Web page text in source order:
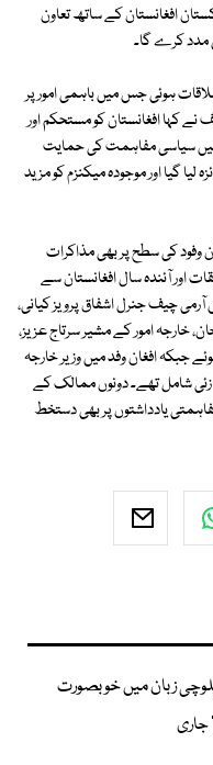
افغانستان کے ساتھ تعاون
مدد کرے گا۔
ہوئی جس میں باہمی امور پر
نے کہا افغانستان کو مستحکم اور
میں سیاسی مفاہمت کی حمایت
گیا اور موجودہ میکنزم کو مزید
وفود کی سطح پر بھی مذاکرات
اور آئندہ سال افغانستان سے
آرمی چیف جنرل اشفاق پرویز کیانی،
خارجہ امور کے مشیر سرتاج عزیز،
جبکہ افغان وفد میں وزیر خارجہ
زئی شامل تھے۔ دونوں ممالک کے
یادداشتوں پر بھی دستخط
بلوچی زبان میں خوبصورت
جاری